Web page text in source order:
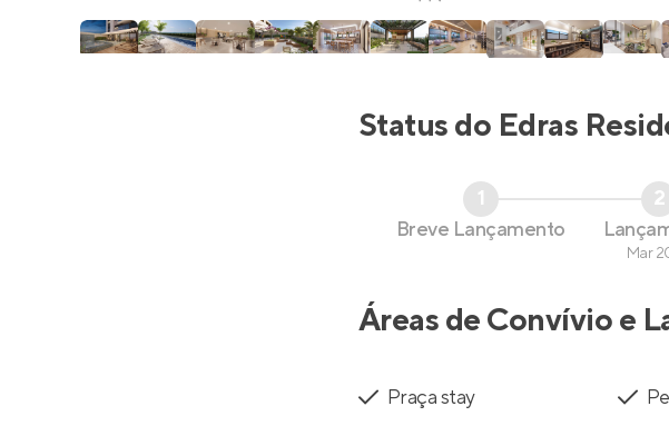
Status do Edras
1
Breve Lançamento
2
Mar
Áreas de Convívio e
Praça stay